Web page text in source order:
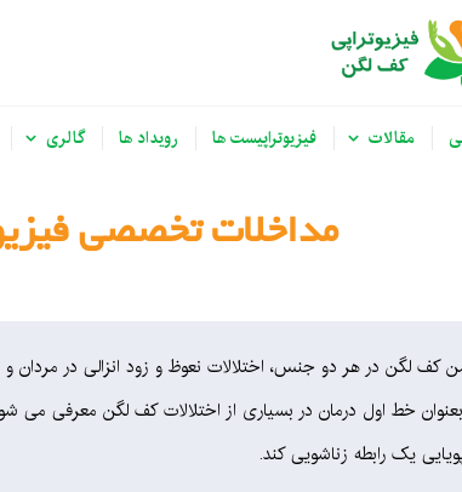
مقالات فیزیوتراپیست ها رویداد ها گالری
مداخلات تخصصی
کف لگن در هر دو جنس، اختلالات نعوظ و زود انزالی در مردان
بعنوان خط اول درمان در بسیاری از اختلالات کف لگن معرفی می
یک رابطه زناشویی کند.